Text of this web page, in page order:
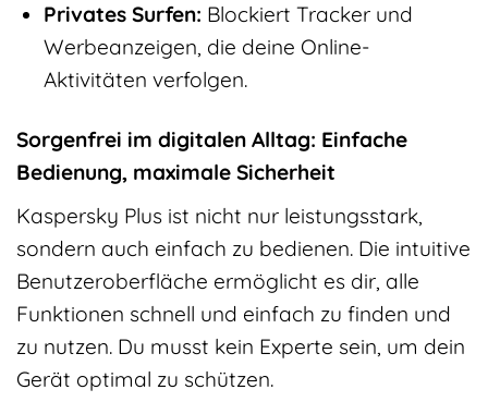
Privates Surfen: Blockiert Tracker und
Werbeanzeigen, die deine Online-
Aktivitäten verfolgen.
Sorgenfrei im digitalen Alltag: Einfache
Bedienung, maximale Sicherheit
Kaspersky Plus ist nicht nur leistungsstark,
sondern auch einfach zu bedienen. Die intuitive
Benutzeroberfläche ermöglicht es dir, alle
Funktionen schnell und einfach zu finden und
zu nutzen. Du musst kein Experte sein, um dein
Gerät optimal zu schützen.